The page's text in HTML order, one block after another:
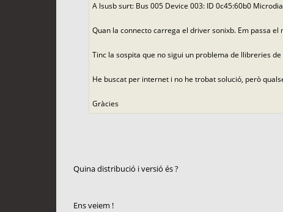
A lsusb surt: Bus 005 Device 003: ID 0c45:60b0
Quan la connecto carrega el driver sonixb. Em passa
Tinc la sospita que no sigui un problema de llibreries
He buscat per internet i no he trobat solució, però
Gràcies
Quina distribució i versió és ?
Ens veiem !